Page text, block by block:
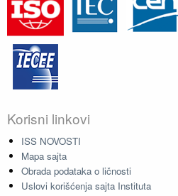
Korisni linkovi
ISS NOVOSTI
Mapa sajta
Obrada podataka o ličnosti
Uslovi korišćenja sajta Instituta